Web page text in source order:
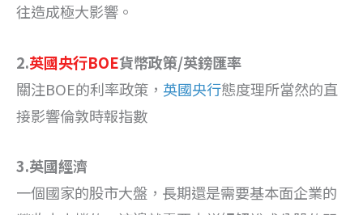
往造成極大影響。
2.英國央行BOE貨幣政策/英鎊匯率
關注BOE的利率政策， 英國央行態度理所當然的直
接影響倫敦時報指數
3.英國經濟
一個國家的股市大盤，長期還是需要基本面企業的